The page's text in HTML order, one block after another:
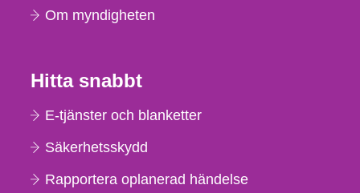
Om myndigheten
Hitta snabbt
E-tjänster och blanketter
Säkerhetsskydd
Rapportera oplanerad händelse